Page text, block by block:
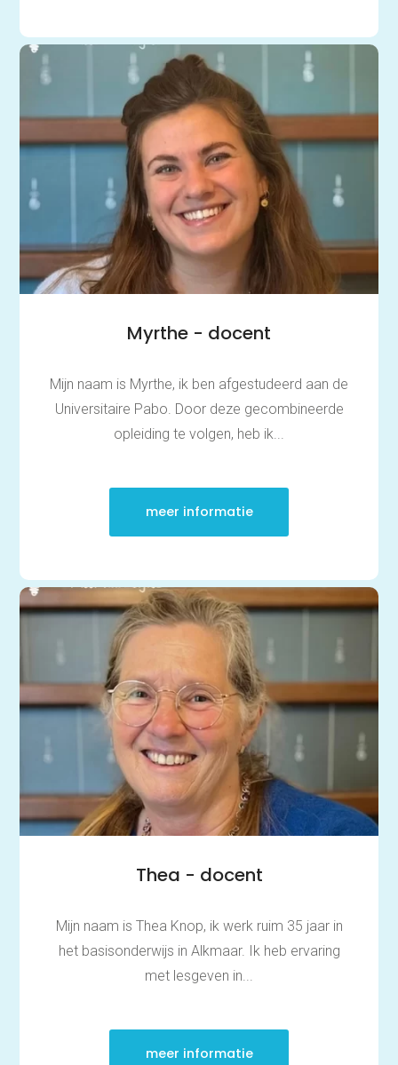
Thuis oefenen
Basisschool
Spelling
Technisch lezen
Dyslexie
Dyscalculie
Toetstraining
Middelbare school
Bedrijfseconomie
Biologie
Duits
Myrthe - docent
Mijn naam is Myrthe, ik ben afgestudeerd aan de
Universitaire Pabo. Door deze gecombineerde
opleiding te volgen, heb ik...
meer informatie
Thea - docent
Mijn naam is Thea Knop, ik werk ruim 35 jaar in
het basisonderwijs in Alkmaar. Ik heb ervaring
met lesgeven in...
meer informatie